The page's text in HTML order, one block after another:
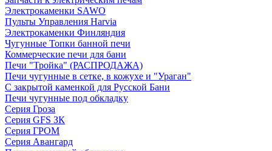
Электрокаменки SAWO
Пульты Управления Harvia
Электрокаменки Финляндия
Чугунные Топки банной печи
Коммерческие печи для бани
Печи "Тройка" (РАСПРОДАЖА)
Печи чугунные в сетке, в кожухе и "Ураган"
С закрытой каменкой для Русской Бани
Печи чугунные под обкладку
Серия Гроза
Серия GFS ЗК
Серия ГРОМ
Серия Авангард